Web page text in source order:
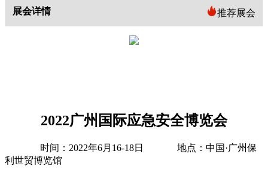
展会详情 推荐展会
2022广州国际应急安全博览会
时间： 2022年6月16-18日 地点：中国·广州保
利世贸博览馆